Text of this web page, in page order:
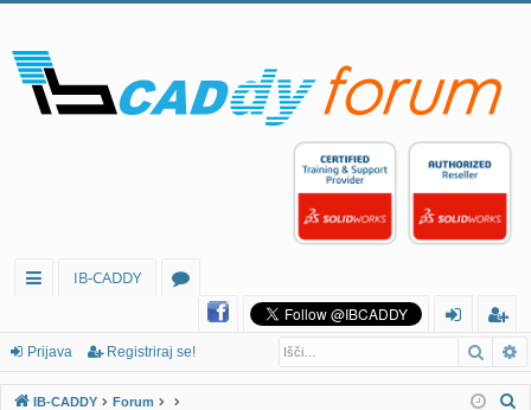
e
p
IB-CADDY
u
mi
av
eg
ist
Prijava Registriraj se!
IB-CADDY Forum